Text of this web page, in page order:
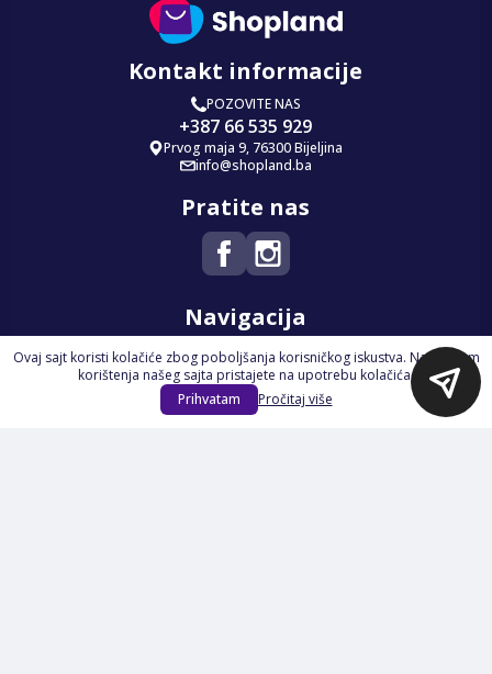
Kontakt informacije
POZOVITE NAS
+387 66 535 929
Prvog maja 9, 76300 Bijeljina
info@shopland.ba
Pratite nas
Navigacija
Početna
Na Akciji
Izdvajamo
Ovaj sajt koristi kolačiće zbog poboljšanja korisničkog iskustva. Nastavkom
korištenja našeg sajta pristajete na upotrebu kolačića.
Prihvatam
Pročitaj više